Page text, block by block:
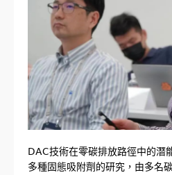
DAC技術在零碳排放路徑中的潛
多種固態吸附劑的研究，由多名